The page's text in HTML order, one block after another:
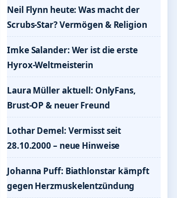
Neil Flynn heute: Was macht der
Scrubs-Star? Vermögen & Religion
Imke Salander: Wer ist die erste
Hyrox-Weltmeisterin
Laura Müller aktuell: OnlyFans,
Brust-OP & neuer Freund
Lothar Demel: Vermisst seit
28.10.2000 – neue Hinweise
Johanna Puff: Biathlonstar kämpft
gegen Herzmuskelentzündung